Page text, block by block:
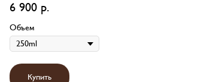
6 900 р.
Объем
Купить